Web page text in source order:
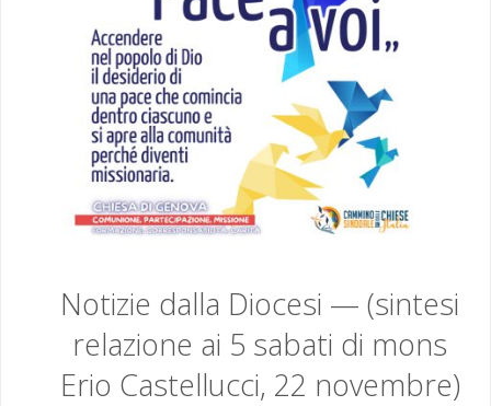
ANCHE
MONTELECO
!
(di
Marino)"
Notizie dalla Diocesi — (sintesi
relazione ai 5 sabati di mons
Erio Castellucci, 22 novembre)